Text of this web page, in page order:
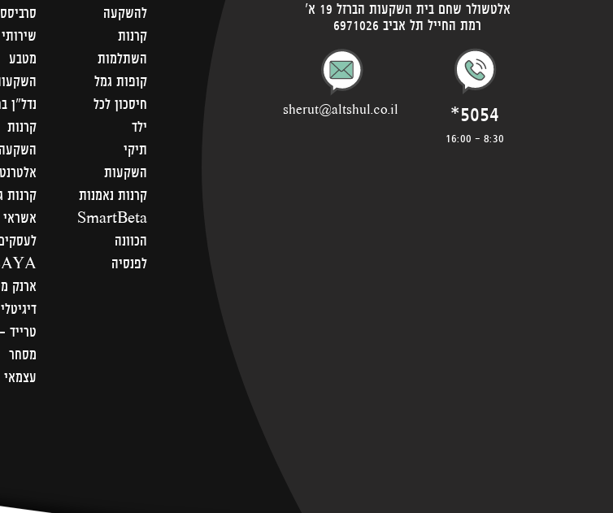
אלטשולר שחם בית השקעות הברזל 19 א'
רמת החייל תל אביב 6971026
*5054
8:30 - 16:00
sherut@altshul.co.il
להשקעה
קרנות
השתלמות
קופות גמל
חיסכון לכל
ילד
תיקי
השקעות
קרנות נאמנות
SmartBeta
הכוונה
לפנסיה
שירותי
מטבע
נדל"ן
קרנות
השקעה
קרנות
אשראי
ארנק
דיגיטלי
טרייד -
מסחר
עצמאי